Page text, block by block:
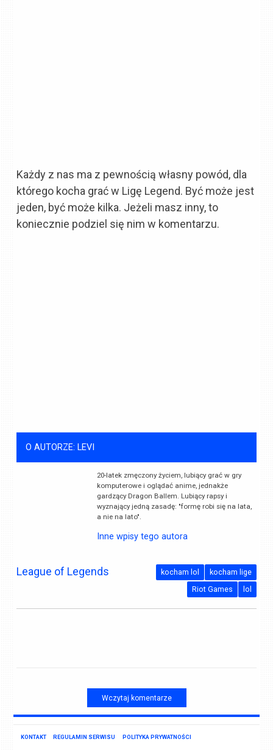
Każdy z nas ma z pewnością własny powód, dla
którego kocha grać w Ligę Legend. Być może jest
jeden, być może kilka. Jeżeli masz inny, to
koniecznie podziel się nim w komentarzu.
O AUTORZE: LEVI
20-latek zmęczony życiem, lubiący grać w gry
komputerowe i oglądać anime, jednakże
gardzący Dragon Ballem. Lubiący rapsy i
wyznający jedną zasadę: "formę robi się na lata,
a nie na lato".
Inne wpisy tego autora
League of Legends kocham lige
kocham lol
lol
Riot Games
Wczytaj komentarze
KONTAKT REGULAMIN SERWISU POLITYKA PRYWATNOŚCI